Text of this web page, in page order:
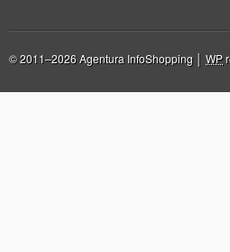
© 2011–2026 Agentura InfoShopping │ WP